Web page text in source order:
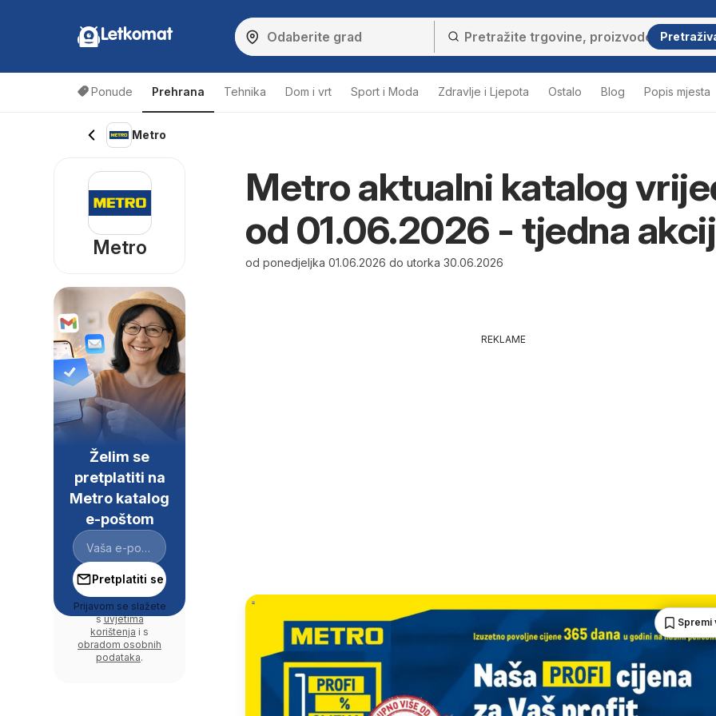
Letkomat
Ponude Prehrana Tehnika Dom i vrt Sport i Moda Zdravlje i Ljepota Ostalo Blog Popis mjesta
Metro
Metro aktualni katalog
od 01.06.2026 - tjedna
od ponedjeljka 01.06.2026 do utorka 30.06.2026
REKLAME
Spremi
Metro
Želim se
pretplatiti na
Metro katalog
e-poštom
Pretplatiti se
Prijavom se slažete
suvjetima
korištenja i s
obradom osobnih
podataka.